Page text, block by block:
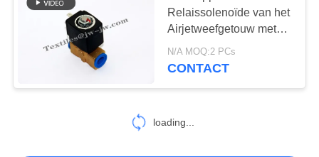
Sometweefgetouw
De Vervangstukken
366
Relaissolenoïde van het
Airjetweefgetouw met
het anker van de
Verbindingsstukrol
N/A MOQ:2 PCs
CONTACT
loading...